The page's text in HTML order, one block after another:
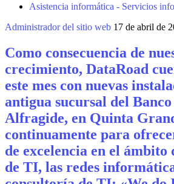
Asistencia informática - Servicios
Administrador del sitio web 17 de abril de
Como consecuencia de
crecimiento, DataRoad
este mes con nuevas
antigua sucursal del
Alfragide, en Quinta
continuamente para
de excelencia en el ámbito
de TI, las redes